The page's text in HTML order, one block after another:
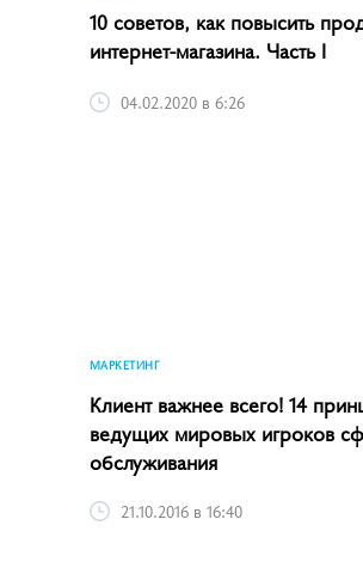
10 советов, как повысить
интернет-магазина. Часть I
04.02.2020 в 6:26
МАРКЕТИНГ
Клиент важнее всего! 14
ведущих мировых игроков
обслуживания
21.10.2016 в 16:40